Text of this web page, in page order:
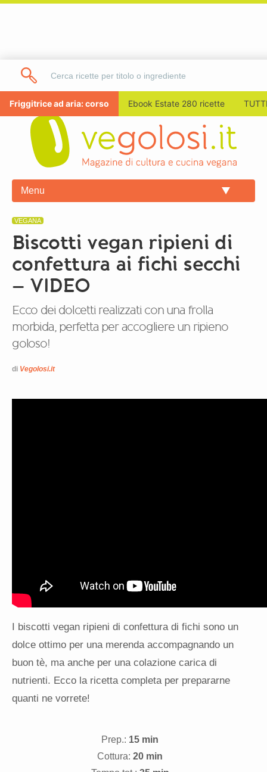
Friggitrice ad aria: corso Ebook Estate 280 ricette
Menu
VEGANA
Biscotti vegan ripieni di
confettura ai fichi secchi
– VIDEO
Ecco dei dolcetti realizzati con una frolla
morbida, perfetta per accogliere un ripieno
goloso!
di Vegolosi.it
I biscotti vegan ripieni di confettura di fichi sono un
dolce ottimo per una merenda accompagnando un
buon tè, ma anche per una colazione carica di
nutrienti. Ecco la ricetta completa per prepararne
quanti ne vorrete!
Prep.: 15 min
Cottura: 20 min